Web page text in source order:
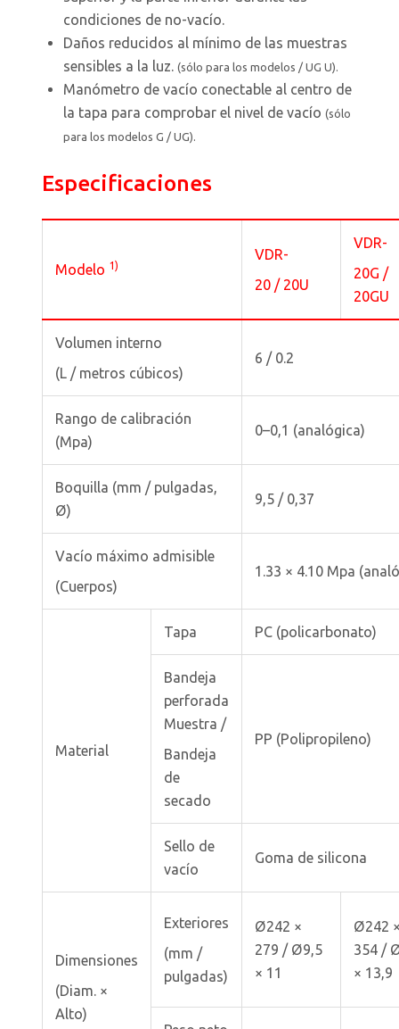
condiciones de no-vacío.
Daños reducidos al mínimo de las muestras
sensibles a la luz.(sólo para los modelos / UG U).
Manómetro de vacío conectable al centro de
la tapa para comprobar el nivel de vacío(sólo
para los modelos G / UG).
Especificaciones
Modelo 1)
VDR-
20 / 20U
VDR-
20G /
20GU
Volumen interno
(L / metros cúbicos)
6 / 0.2
Rango de calibración
(Mpa)
0–0,1 (analógica)
Boquilla (mm / pulgadas,
Ø)
9,5 / 0,37
Vacío máximo admisible
(Cuerpos)
1.33 × 4.10 Mpa
Material
Tapa PC (policarbonato)
Bandeja
perforada
Muestra /
Bandeja
de
secado
PP (Polipropileno)
Sello de
vacío
Goma de silicona
Dimensiones
(Diam. ×
Alto)
Exteriores
(mm /
pulgadas)
Ø242 ×
279 / Ø9,5
× 11
Ø242
354 /
× 13,9